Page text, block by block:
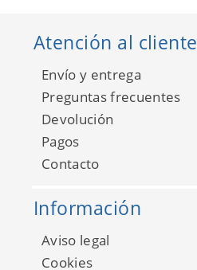
Adakids 8900-2
Atención al cliente
Envío y entrega
Preguntas frecuentes
Devolución
Pagos
Contacto
Información
Aviso legal
Cookies